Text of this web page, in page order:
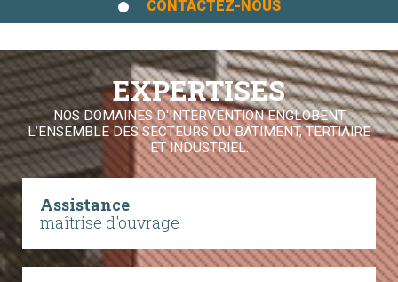
CONTACTEZ-NOUS
EXPERTISES
NOS DOMAINES D'INTERVENTION ENGLOBENT
L’ENSEMBLE DES SECTEURS DU BÂTIMENT, TERTIAIRE
ET INDUSTRIEL.
Assistance
maîtrise d'ouvrage